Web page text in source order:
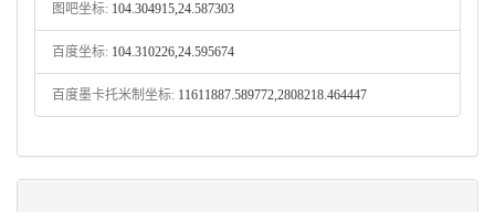
图吧坐标: 104.304915,24.587303
百度坐标: 104.310226,24.595674
百度墨卡托米制坐标: 11611887.589772,2808218.464447